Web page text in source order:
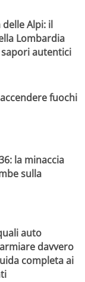
delle Alpi: il
Lombardia
autentici
fuochi
la minaccia
sulla
auto
davvero
completa ai